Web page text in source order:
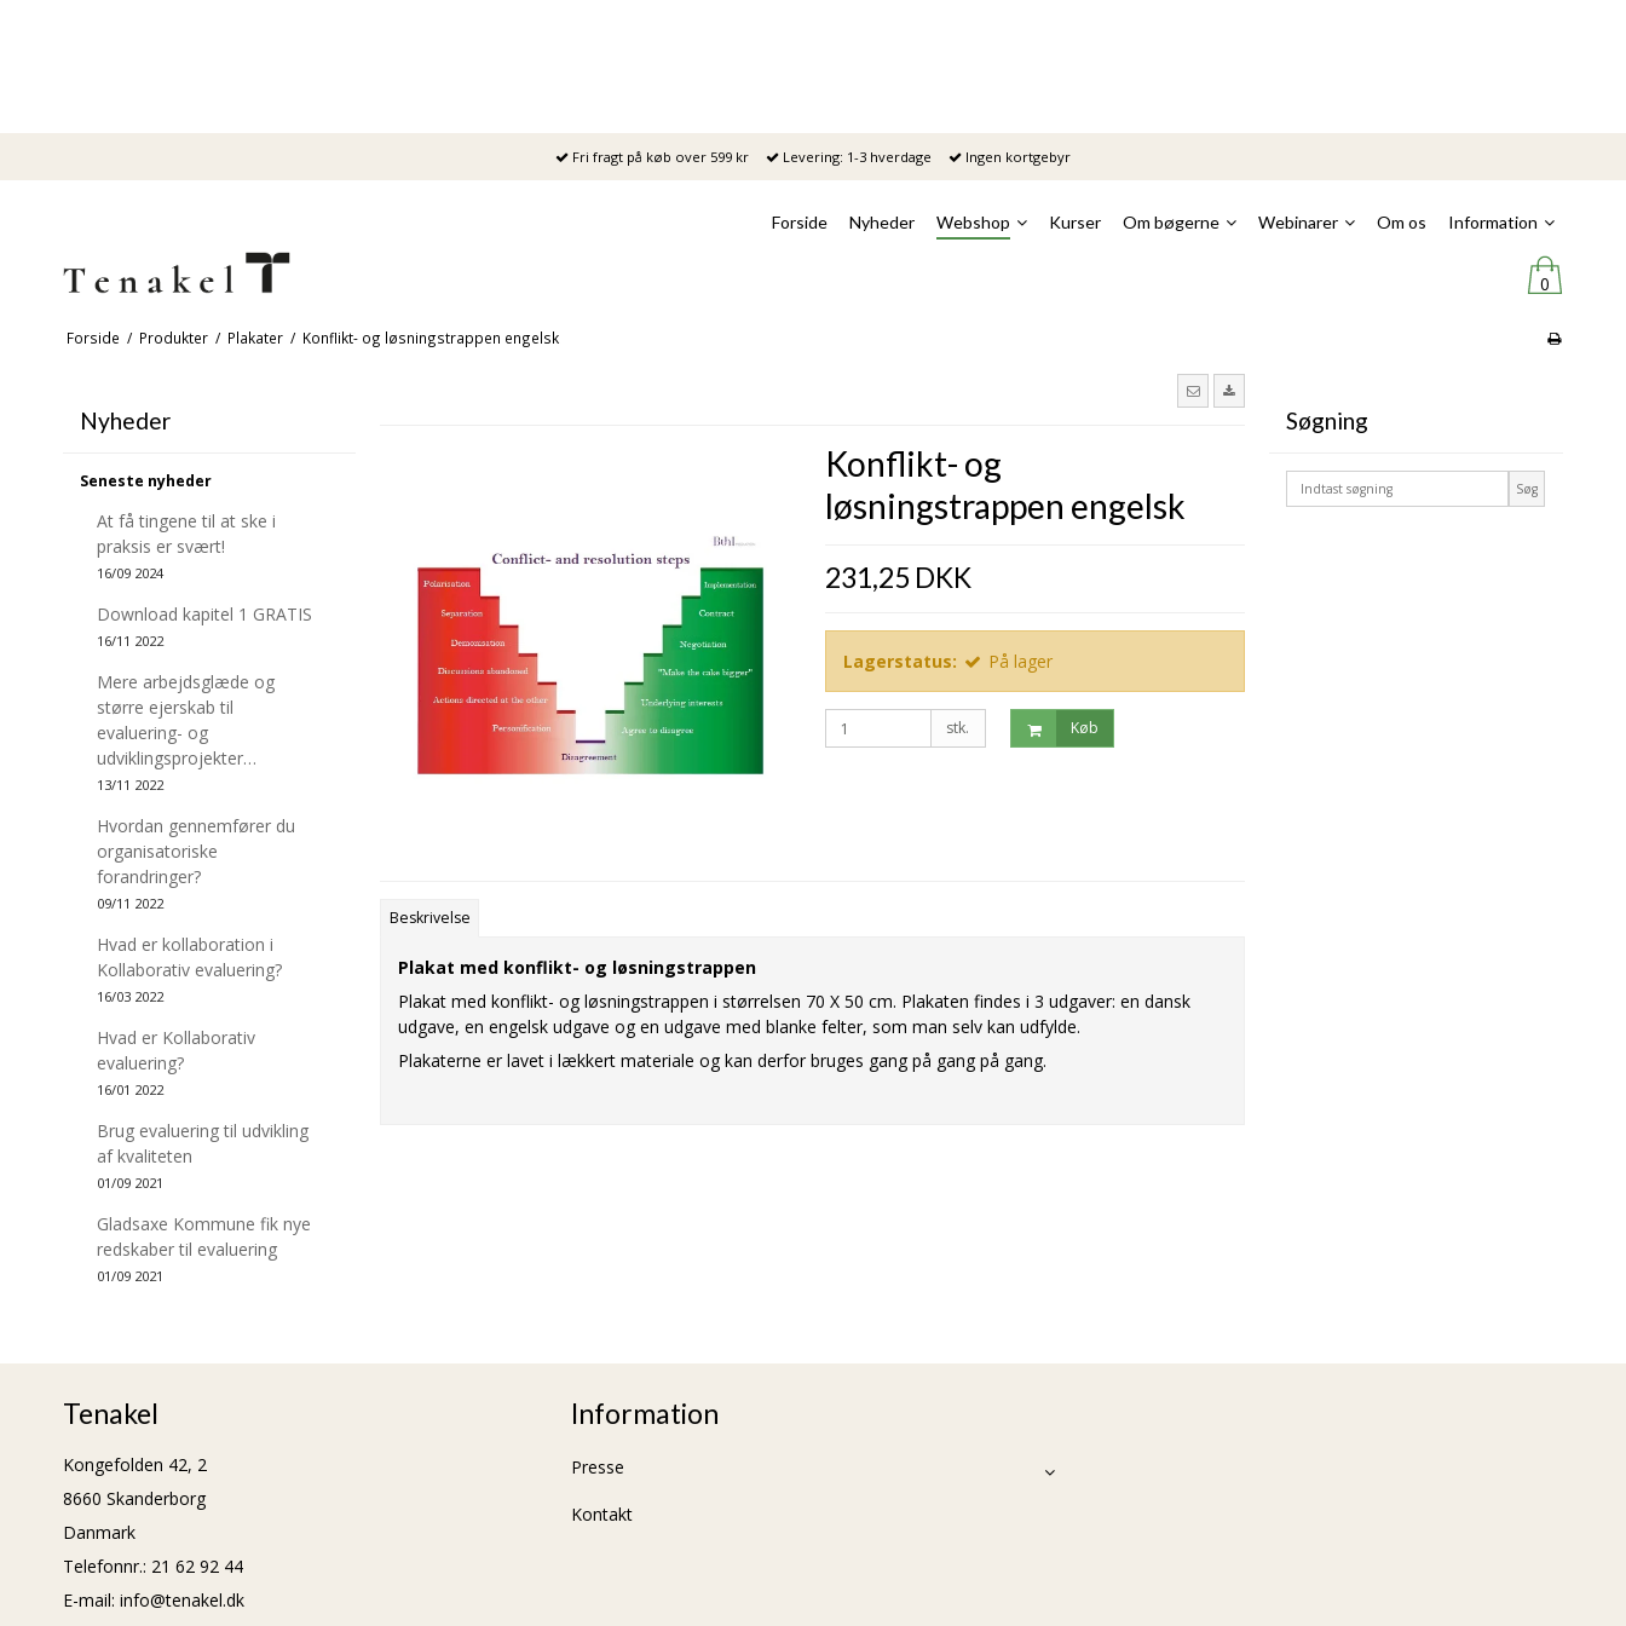
Fri fragt på køb over 599 kr Levering: 1-3 hverdage Ingen kortgebyr
Forside Nyheder Webshop Kurser Om bøgerne Webinarer Om os Information
0
Forside / Produkter / Plakater / Konflikt- og løsningstrappen engelsk
Nyheder
Seneste nyheder
At få tingene til at ske i
praksis er svært!
16/09 2024
Download kapitel 1 GRATIS
16/11 2022
Mere arbejdsglæde og
større ejerskab til
evaluering- og
udviklingsprojekter…
13/11 2022
Hvordan gennemfører du
organisatoriske
forandringer?
09/11 2022
Hvad er kollaboration i
Kollaborativ evaluering?
16/03 2022
Hvad er Kollaborativ
evaluering?
16/01 2022
Brug evaluering til udvikling
af kvaliteten
01/09 2021
Gladsaxe Kommune fik nye
redskaber til evaluering
01/09 2021
Konflikt- og
løsningstrappen engelsk
231,25 DKK
Lagerstatus: På lager
stk. Køb
Beskrivelse
Plakat med konflikt- og løsningstrappen
Plakat med konflikt- og løsningstrappen i størrelsen 70 X 50 cm. Plakaten findes i 3 udgaver: en dansk
udgave, en engelsk udgave og en udgave med blanke felter, som man selv kan udfylde.
Plakaterne er lavet i lækkert materiale og kan derfor bruges gang på gang på gang.
Søgning
Søg
Tenakel
Kongefolden 42, 2
8660 Skanderborg
Danmark
Telefonnr.: 21 62 92 44
E-mail: info@tenakel.dk
Information
Presse
Kontakt